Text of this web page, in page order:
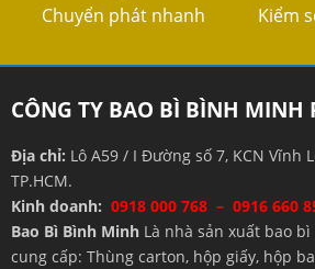
Chuyển phát nhanh
Kiểm
CÔNG TY BAO BÌ BÌNH MINH
Địa chỉ: Lô A59 / I Đường số 7, KCN Vĩnh
TP.HCM.
Kinh doanh: 0918 000 768 – 0916 660
Bao Bì Bình Minh Là nhà sản xuất bao
cung cấp: Thùng carton, hộp giấy, hộp